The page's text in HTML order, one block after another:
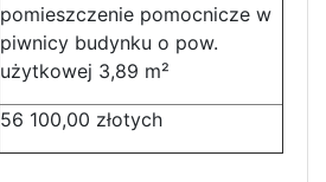
pomieszczenie pomocnicze w
piwnicy budynku o pow.
użytkowej 3,89 m²
56 100,00 złotych